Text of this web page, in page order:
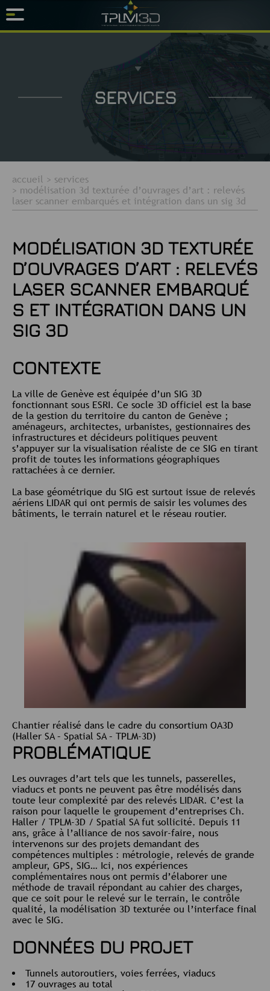
SERVICES
accueil > services
> modélisation 3d texturée d’ouvrages d’art : relevés
laser scanner embarqués et intégration dans un sig 3d
MODÉLISATION 3D TEXTURÉE
D’OUVRAGES D’ART : RELEVÉS
LASER SCANNER EMBARQUÉ
S ET INTÉGRATION DANS UN
SIG 3D
CONTEXTE
La ville de Genève est équipée d’un SIG 3D
fonctionnant sous ESRI. Ce socle 3D officiel est la base
de la gestion du territoire du canton de Genève ;
aménageurs, architectes, urbanistes, gestionnaires des
infrastructures et décideurs politiques peuvent
s’appuyer sur la visualisation réaliste de ce SIG en tirant
profit de toutes les informations géographiques
rattachées à ce dernier.
La base géométrique du SIG est surtout issue de relevés
aériens LIDAR qui ont permis de saisir les volumes des
bâtiments, le terrain naturel et le réseau routier.
Chantier réalisé dans le cadre du consortium OA3D
(Haller SA – Spatial SA – TPLM-3D)
PROBLÉMATIQUE
Les ouvrages d’art tels que les tunnels, passerelles,
viaducs et ponts ne peuvent pas être modélisés dans
toute leur complexité par des relevés LIDAR. C’est la
raison pour laquelle le groupement d’entreprises Ch.
Haller / TPLM-3D / Spatial SA fut sollicité. Depuis 11
ans, grâce à l’alliance de nos savoir-faire, nous
intervenons sur des projets demandant des
compétences multiples : métrologie, relevés de grande
ampleur, GPS, SIG… Ici, nos expériences
complémentaires nous ont permis d’élaborer une
méthode de travail répondant au cahier des charges,
que ce soit pour le relevé sur le terrain, le contrôle
qualité, la modélisation 3D texturée ou l’interface final
avec le SIG.
DONNÉES DU PROJET
Tunnels autoroutiers, voies ferrées, viaducs
17 ouvrages au total